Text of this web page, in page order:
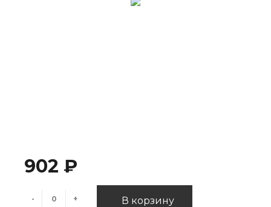
902 ₽
- + В корзину